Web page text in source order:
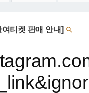
티켓 판매 안내] 